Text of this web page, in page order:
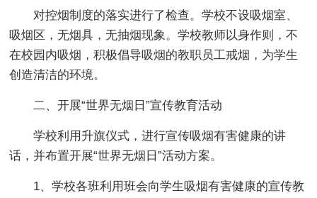
对控烟制度的落实进行了检查。学校不设吸烟室、
吸烟区，无烟具，无抽烟现象。学校教师以身作则，不
在校园内吸烟，积极倡导吸烟的教职员工戒烟，为学生
创造清洁的环境。
二、开展“世界无烟日”宣传教育活动
学校利用升旗仪式，进行宣传吸烟有害健康的讲
话，并布置开展“世界无烟日”活动方案。
1、学校各班利用班会向学生吸烟有害健康的宣传教